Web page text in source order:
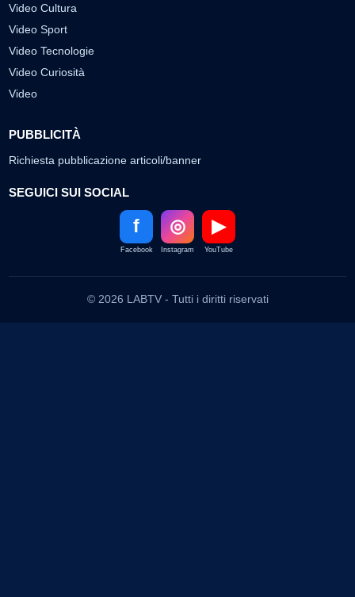
Video Cultura
Video Sport
Video Tecnologie
Video Curiosità
Video
PUBBLICITÀ
Richiesta pubblicazione articoli/banner
SEGUICI SUI SOCIAL
f
Facebook
◎
Instagram
▶
YouTube
© 2026 LABTV - Tutti i diritti riservati